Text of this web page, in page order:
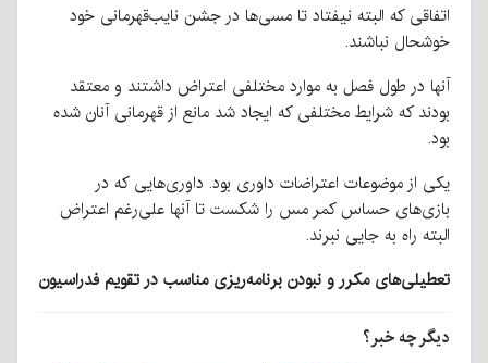
اتفاقی که البته نیفتاد تا مسی‌ها در جشن نایب‌قهرمانی خود
خوشحال نباشند.
آنها در طول فصل به موارد مختلفی اعتراض داشتند و معتقد
بودند که شرایط مختلفی که ایجاد شد مانع از قهرمانی آنان شده
بود.
یکی از موضوعات اعتراضات داوری بود. داوری‌هایی که در
بازی‌های حساس کمر مس را شکست تا آنها علی‌رغم اعتراض
البته راه به جایی نبرند.
تعطیلی‌های مکرر و نبودن برنامه‌ریزی مناسب در تقویم فدراسیون
دیگر چه خبر؟